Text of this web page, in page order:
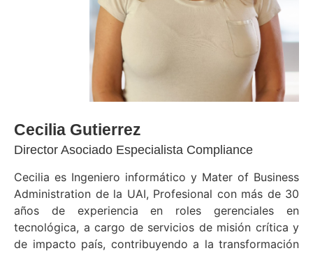
Cecilia Gutierrez
Director Asociado Especialista Compliance​
Cecilia es Ingeniero informático y Mater of Business
Administration de la UAI, Profesional con más de 30
años de experiencia en roles gerenciales en
tecnológica, a cargo de servicios de misión crítica y
de impacto país, contribuyendo a la transformación